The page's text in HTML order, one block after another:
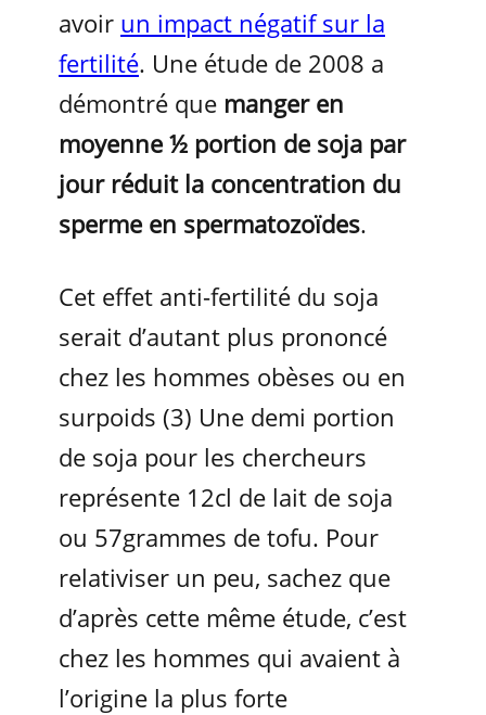
avoir un impact négatif sur la
fertilité. Une étude de 2008 a
démontré que manger en
moyenne ½ portion de soja par
jour réduit la concentration du
sperme en spermatozoïdes.
Cet effet anti-fertilité du soja
serait d’autant plus prononcé
chez les hommes obèses ou en
surpoids (3) Une demi portion
de soja pour les chercheurs
représente 12cl de lait de soja
ou 57grammes de tofu. Pour
relativiser un peu, sachez que
d’après cette même étude, c’est
chez les hommes qui avaient à
l’origine la plus forte